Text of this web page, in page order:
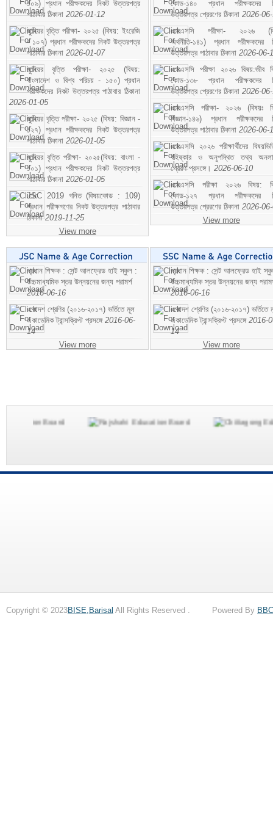
১০৯) প্রধান পরীক্ষকদের নিকট উত্তরপত্র
পাঠাবার ঠিকানা 2026-01-12
জুনিয়র বৃত্তি পরীক্ষা- ২০২৫ (বিষয়: ইংরেজি
- ১০৭) প্রধান পরীক্ষকদের নিকট উত্তরপত্র
পাঠাবার ঠিকানা 2026-01-07
জুনিয়র বৃত্তি পরীক্ষা- ২০২৫ (বিষয়:
বাংলাদেশ ও বিশ্ব পরিচয় - ১৫০) প্রধান
পরীক্ষকদের নিকট উত্তরপত্র পাঠাবার ঠিকানা
2026-01-05
জুনিয়র বৃত্তি পরীক্ষা- ২০২৫ (বিষয়: বিজ্ঞান -
১২৭) প্রধান পরীক্ষকদের নিকট উত্তরপত্র
পাঠাবার ঠিকানা 2026-01-05
জুনিয়র বৃত্তি পরীক্ষা- ২০২৫(বিষয়: বাংলা -
১০১) প্রধান পরীক্ষকদের নিকট উত্তরপত্র
পাঠাবার ঠিকানা 2026-01-05
JSC 2019 গনিত (বিষয়কোড : 109)
প্রধান পরীক্ষগণের নিকট উত্তরপত্র পাঠাবার
ঠিকানা2019-11-25
View more
কোড-১৪০ প্রধান পরীক্ষকদের
উত্তরপত্র প্রেরণের ঠিকানা 2026-
এসএসসি পরীক্ষা- ২০২৬
অর্থনীতি-১৪১) প্রধান পরীক্ষকদের
উত্তরপত্র পাঠাবার ঠিকানা 2026-06-
এসএসসি পরীক্ষা ২০২৬ বিষয়:জীব
কোড-১৩৮ প্রধান পরীক্ষকদের
উত্তরপত্র প্রেরণের ঠিকানা 2026-
এসএসসি পরীক্ষা- ২০২৬ (বিষয়ঃ
বিজ্ঞান-১৪৬) প্রধান পরীক্ষকদের
উত্তরপত্র পাঠাবার ঠিকানা 2026-06-
এসএসসি ২০২৬ পরীক্ষার্থীদের
বহিষ্কার ও অনুপস্থিত তথ্য
প্রেরণ প্রসঙ্গে। 2026-06-10
এসএসসি পরীক্ষা ২০২৬ বিষয়:
কোড-১২৭ প্রধান পরীক্ষকদের
উত্তরপত্র প্রেরণের ঠিকানা 2026-
View more
প্রধান শিক্ষক : সেন্ট আলফ্রেড হাই স্কুল :
উচ্চমাধ্যমিক স্তর উন্নয়নের জন্য পরামর্শ
2016-06-16
একাদশ শ্রেণির (২০১৬-২০১৭) ভর্তিতে মূল
একাডেমিক ট্রান্সক্রিপ্ট প্রসঙ্গে 2016-06-
14
View more
প্রধান শিক্ষক : সেন্ট আলফ্রেড হাই
উচ্চমাধ্যমিক স্তর উন্নয়নের জন্য
2016-06-16
একাদশ শ্রেণির (২০১৬-২০১৭) ভর্তিতে
একাডেমিক ট্রান্সক্রিপ্ট প্রসঙ্গে 2016-
14
View more
Copyright © 2023BISE,Barisal All Rights Reserved . Powered By